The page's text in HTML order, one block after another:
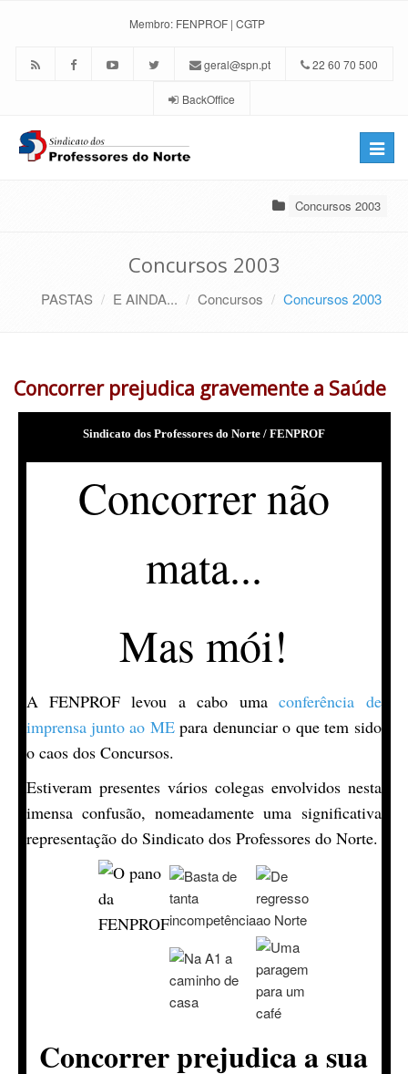
Membro: FENPROF | CGTP
geral@spn.pt 22 60 70 500
BackOffice
Toggle
Concursos 2003
Concursos 2003
PASTAS E AINDA... Concursos Concursos 2003
Concorrer prejudica gravemente a Saúde
Sindicato dos Professores do Norte / FENPROF
Concorrer não
mata...
Mas mói!
A FENPROF levou a cabo umaconferência de
imprensa junto ao MEpara denunciar o que tem sido
o caos dos Concursos.
Estiveram presentes vários colegas envolvidos nesta
imensa confusão, nomeadamente uma significativa
representação do Sindicato dos Professores do Norte.
Concorrer prejudica a sua